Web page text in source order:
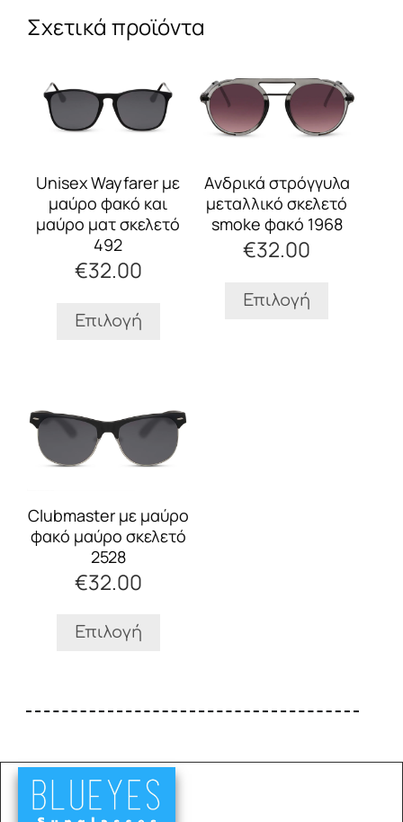
Σχετικά προϊόντα
Unisex Wayfarer με
μαύρο φακό και
μαύρο ματ σκελετό
492
€32.00
Επιλογή
προϊόν
έχει
Οι
επιλογές
μπορούν
να
επιλεγούν
στη
του
προϊόντος
Aνδρικά στρόγγυλα
μεταλλικό σκελετό
smoke φακό 1968
€32.00
Επιλογή
το
προϊόν
έχει
πολλαπλές
Οι
επιλογές
μπορούν
επιλεγούν
σελίδα
Clubmaster με μαύρο
φακό μαύρο σκελετό
2528
€32.00
Επιλογή
προϊόν
έχει
πολλαπλές
Οι
επιλογές
μπορούν
επιλεγούν
σελίδα